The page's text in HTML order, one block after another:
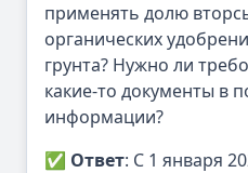
применять долю
органических
грунта? Нужно ли
какие-то документы в
информации?
✅ Ответ: С 1 января